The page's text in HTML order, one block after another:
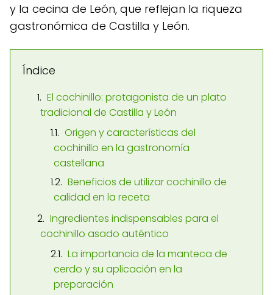
y la cecina de León, que reflejan la riqueza
gastronómica de Castilla y León.
Índice
El cochinillo: protagonista de un plato
tradicional de Castilla y León
Origen y características del
cochinillo en la gastronomía
castellana
Beneficios de utilizar cochinillo de
calidad en la receta
Ingredientes indispensables para el
cochinillo asado auténtico
La importancia de la manteca de
cerdo y su aplicación en la
preparación